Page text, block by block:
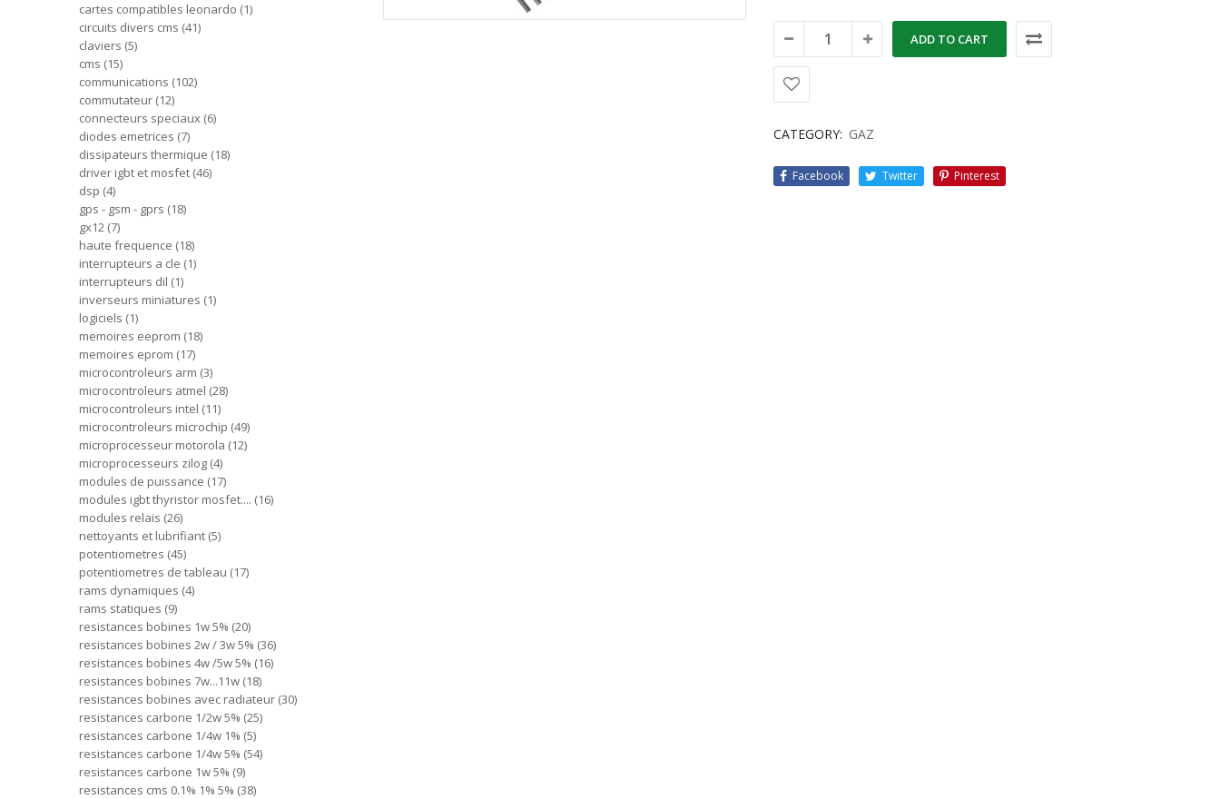
ADD TO CART
CATEGORY: GAZ
Facebook Twitter Pinterest
cartes compatibles leonardo 1
circuits divers cms 41
claviers 5
cms 15
communications 102
commutateur 12
connecteurs speciaux 6
diodes emetrices 7
dissipateurs thermique 18
driver igbt et mosfet 46
dsp 4
gps - gsm - gprs 18
gx12 7
haute frequence 18
interrupteurs a cle 1
interrupteurs dil 1
inverseurs miniatures 1
logiciels 1
memoires eeprom 18
memoires eprom 17
microcontroleurs arm 3
microcontroleurs atmel 28
microcontroleurs intel 11
microcontroleurs microchip 49
microprocesseur motorola 12
microprocesseurs zilog 4
modules de puissance 17
modules igbt thyristor mosfet.... 16
modules relais 26
nettoyants et lubrifiant 5
potentiometres 45
potentiometres de tableau 17
rams dynamiques 4
rams statiques 9
resistances bobines 1w 5% 20
resistances bobines 2w / 3w 5% 36
resistances bobines 4w /5w 5% 16
resistances bobines 7w...11w 18
resistances bobines avec radiateur 30
resistances carbone 1/2w 5% 25
resistances carbone 1/4w 1% 5
resistances carbone 1/4w 5% 54
resistances carbone 1w 5% 9
resistances cms 0.1% 1% 5% 38